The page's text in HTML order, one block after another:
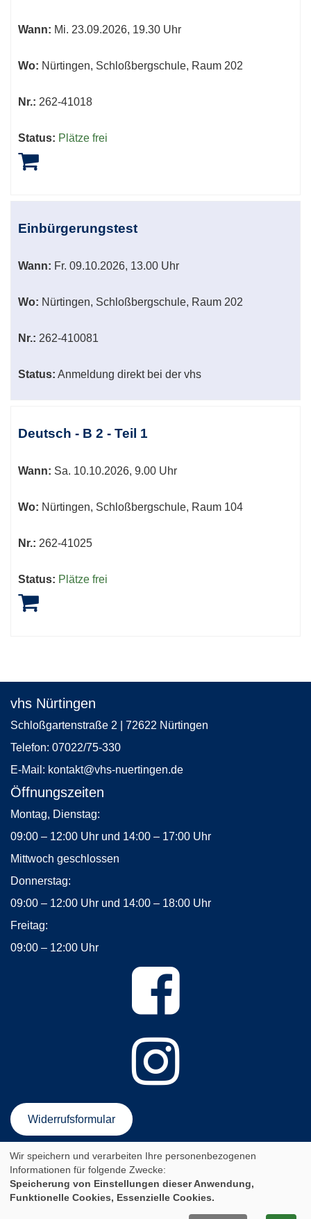
Wann: Mi. 23.09.2026, 19.30 Uhr
Wo: Nürtingen, Schloßbergschule, Raum 202
Nr.: 262-41018
Status: Plätze frei
Einbürgerungstest
Wann: Fr. 09.10.2026, 13.00 Uhr
Wo: Nürtingen, Schloßbergschule, Raum 202
Nr.: 262-410081
Status: Anmeldung direkt bei der vhs
Deutsch - B 2 - Teil 1
Wann: Sa. 10.10.2026, 9.00 Uhr
Wo: Nürtingen, Schloßbergschule, Raum 104
Nr.: 262-41025
Status: Plätze frei
vhs Nürtingen
Schloßgartenstraße 2 | 72622 Nürtingen
Telefon: 07022/75-330
E-Mail: kontakt@vhs-nuertingen.de
Öffnungszeiten
Montag, Dienstag:
09:00 – 12:00 Uhr und 14:00 – 17:00 Uhr
Mittwoch geschlossen
Donnerstag:
09:00 – 12:00 Uhr und 14:00 – 18:00 Uhr
Freitag:
09:00 – 12:00 Uhr
Widerrufsformular
AGB Impressum
Datenschutzerklärung
Newsletter-Anmeldung
Sitemap
Cookie Einstellungen
Wir speichern und verarbeiten Ihre personenbezogenen
Informationen für folgende Zwecke:
Speicherung von Einstellungen dieser Anwendung,
Funktionelle Cookies, Essenzielle Cookies.